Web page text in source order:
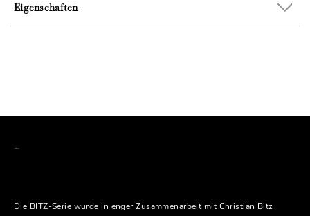
Eigenschaften
Die BITZ-Serie wurde in enger Zusammenarbeit mit Christian Bitz